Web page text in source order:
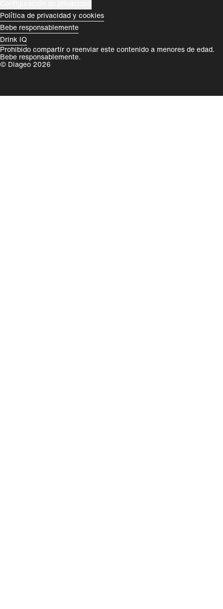
Política de privacidad y cookies
Bebe responsablemente
Drink IQ
Prohibido compartir o reenviar este contenido a menores de edad.
Bebe responsablemente.
© Diageo 2026